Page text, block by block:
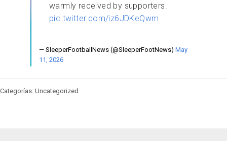
warmly received by supporters.
pic.twitter.com/iz6JDKeQwm
— SleeperFootballNews (@SleeperFootNews) May
11, 2026
Categorías: Uncategorized